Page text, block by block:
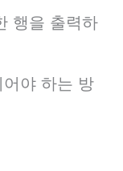
행을 출력하
야 하는 방